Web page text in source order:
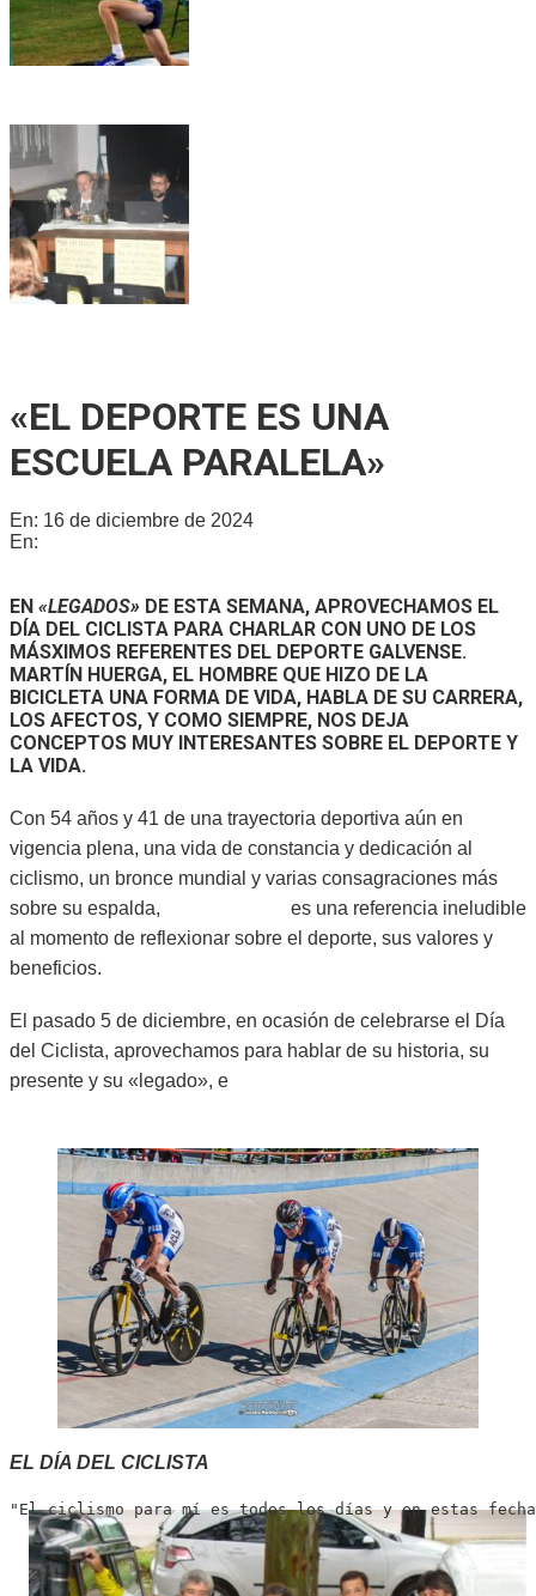
«EL DEPORTE ES UNA
ESCUELA PARALELA»
En: 16 de diciembre de 2024
En:
EN «LEGADOS» DE ESTA SEMANA, APROVECHAMOS EL
DÍA DEL CICLISTA PARA CHARLAR CON UNO DE LOS
MÁSXIMOS REFERENTES DEL DEPORTE GALVENSE.
MARTÍN HUERGA, EL HOMBRE QUE HIZO DE LA
BICICLETA UNA FORMA DE VIDA, HABLA DE SU CARRERA,
LOS AFECTOS, Y COMO SIEMPRE, NOS DEJA
CONCEPTOS MUY INTERESANTES SOBRE EL DEPORTE Y
LA VIDA.
Con 54 años y 41 de una trayectoria deportiva aún en
vigencia plena, una vida de constancia y dedicación al
ciclismo, un bronce mundial y varias consagraciones más
sobre su espalda,
es una referencia ineludible
al momento de reflexionar sobre el deporte, sus valores y
beneficios.
El pasado 5 de diciembre, en ocasión de celebrarse el Día
del Ciclista, aprovechamos para hablar de su historia, su
presente y su «legado», e
EL DÍA DEL CICLISTA
"El ciclismo para mí es todos los días y en estas fechas